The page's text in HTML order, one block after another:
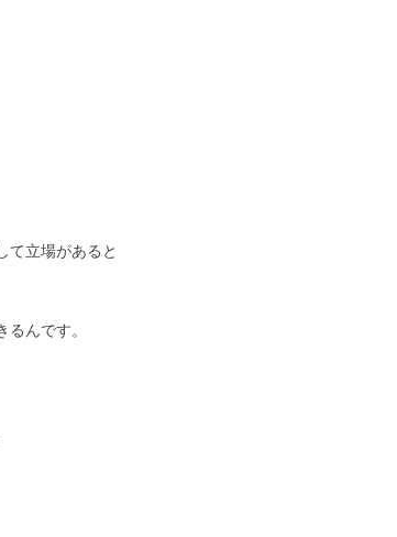
て立場があると
んです。